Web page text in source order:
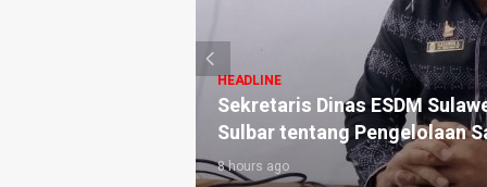
HEADLINE
Sekretaris Dinas ESDM
Sulbar tentang Pengelolaan
8 hours ago